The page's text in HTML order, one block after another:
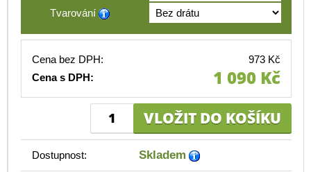
Tvarování
Cena bez DPH:
973 Kč
Cena s DPH:
1 090 Kč
Dostupnost: Skladem